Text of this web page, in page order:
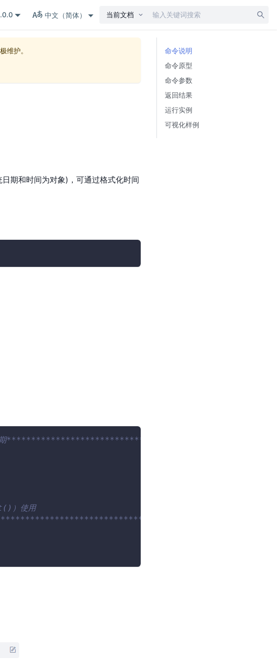
中文（简体） 当前文档
维护。
期和时间为对象)，可通过格式化时间
***************************************
）使用
命令说明
命令原型
命令参数
返回结果
运行实例
可视化样例